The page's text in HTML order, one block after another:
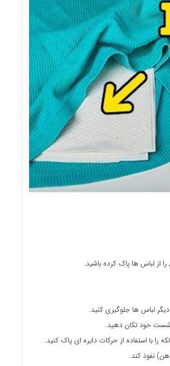
از لباس ها پاک کرده باشید.
لباس ها جلوگیری کنید.
شست خود تکان دهید.
را با استفاده از حرکات دایره ای پاک کنید.
نفوذ کند.